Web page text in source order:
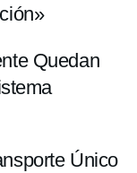
Quedan
Único